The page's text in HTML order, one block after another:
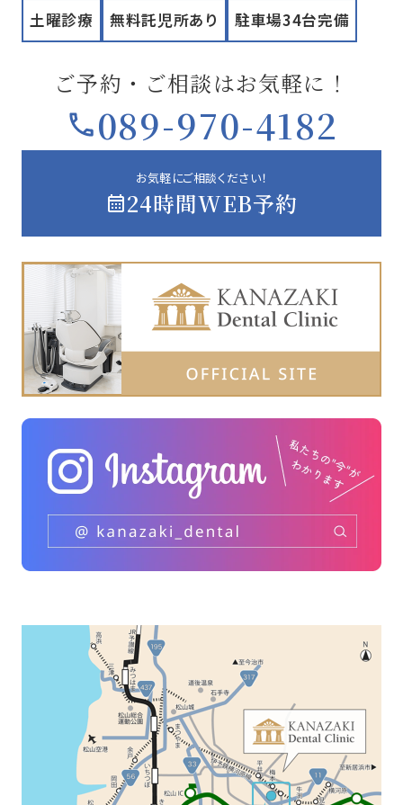
土曜診療 無料託児所あり 駐車場34台完備
ご予約・ご相談はお気軽に！
089-970-4182
お気軽にご相談ください！
24時間WEB予約